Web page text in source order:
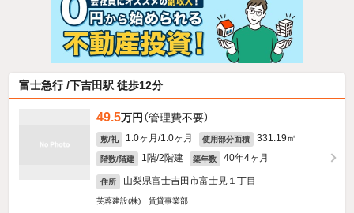
富士急行 /下吉田駅 徒歩12分
49.5万円 （管理費不要）
敷/礼 1.0ヶ月/1.0ヶ月 使用部分面積 331.19㎡
階数/階建 1階/2階建 築年数 40年4ヶ月
住所 山梨県富士吉田市富士見１丁目
芙蓉建設(株) 賃貸事業部